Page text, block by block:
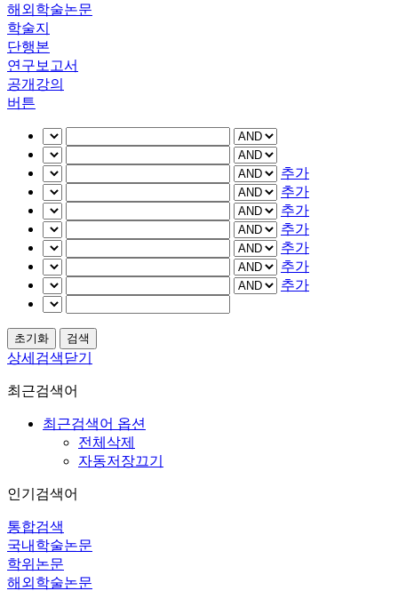
해외학술논문
학술지
단행본
연구보고서
공개강의
버튼
추가
추가
추가
추가
추가
추가
추가
상세검색닫기
최근검색어
최근검색어 옵션
전체삭제
자동저장끄기
인기검색어
통합검색
국내학술논문
학위논문
해외학술논문